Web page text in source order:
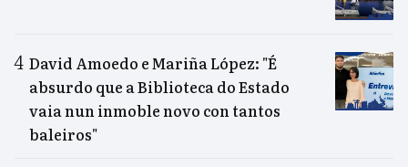
David Amoedo e Mariña López: "É
absurdo que a Biblioteca do Estado
vaia nun inmoble novo con tantos
baleiros"